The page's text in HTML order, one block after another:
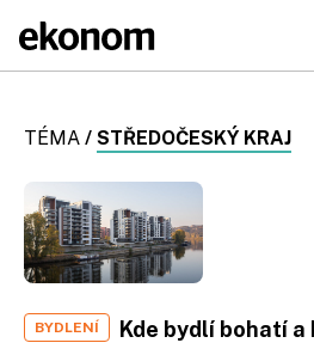
TÉMA / STŘEDOČESKÝ KRAJ
BYDLENÍ
Kde bydlí bohatí a